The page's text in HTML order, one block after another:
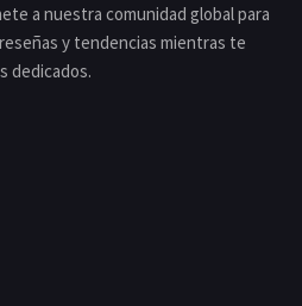
a nuestra comunidad global para
y tendencias mientras te
dedicados.